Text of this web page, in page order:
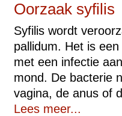
Oorzaak syfilis
Syfilis wordt
pallidum. Het is
met een infectie
mond. De bacterie
vagina, de anus of
Lees meer...